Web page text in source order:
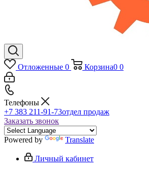
Отложенные 0 Корзина0 0
Телефоны
+7 383 211-91-73отдел продаж
Заказать звонок
Powered by Translate
Личный кабинет